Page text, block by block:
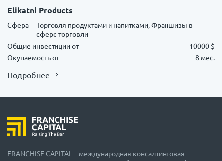
Elikatni Products
Сфера
Торговля продуктами и напитками, Франшизы в
сфере торговли
Общие инвестиции от
10000 $
Окупаемость от
8 мес.
Подробнее
FRANCHISE CAPITAL – международная консалтинговая